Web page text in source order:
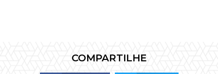
COMPARTILHE